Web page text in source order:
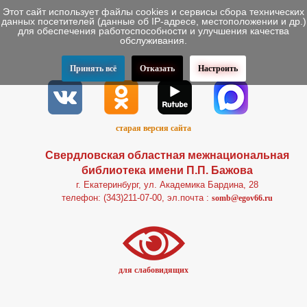
старая версия сайта
Свердловская областная межнациональная
библиотека имени П.П. Бажова
г. Екатеринбург, ул. Академика Бардина, 28
телефон: (343)211-07-00, эл.почта : somb@egov66.ru
для слабовидящих
Этот сайт использует файлы cookies и сервисы сбора технических
данных посетителей (данные об IP-адресе, местоположении и др.)
для обеспечения работоспособности и улучшения качества
обслуживания.
Принять всё Отказать Настроить